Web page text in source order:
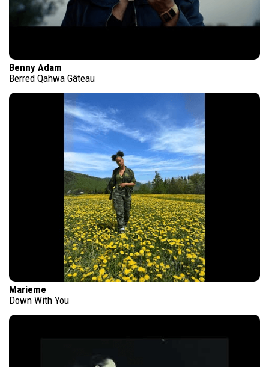
Benny Adam
Berred Qahwa Gâteau
Marieme
Down With You